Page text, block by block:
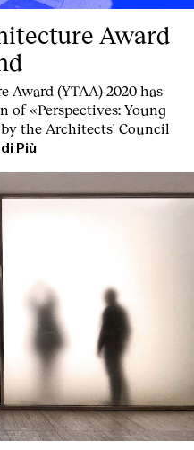
Award
Award (YTAA) 2020 has
of «Perspectives: Young
the Architects' Council
Più